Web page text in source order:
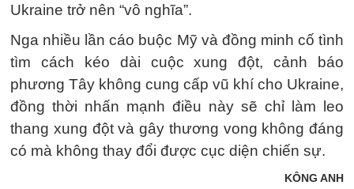
Ukraine trở nên “vô nghĩa”.
Nga nhiều lần cáo buộc Mỹ và đồng minh cố tình
tìm cách kéo dài cuộc xung đột, cảnh báo
phương Tây không cung cấp vũ khí cho Ukraine,
đồng thời nhấn mạnh điều này sẽ chỉ làm leo
thang xung đột và gây thương vong không đáng
có mà không thay đổi được cục diện chiến sự.
KÔNG ANH